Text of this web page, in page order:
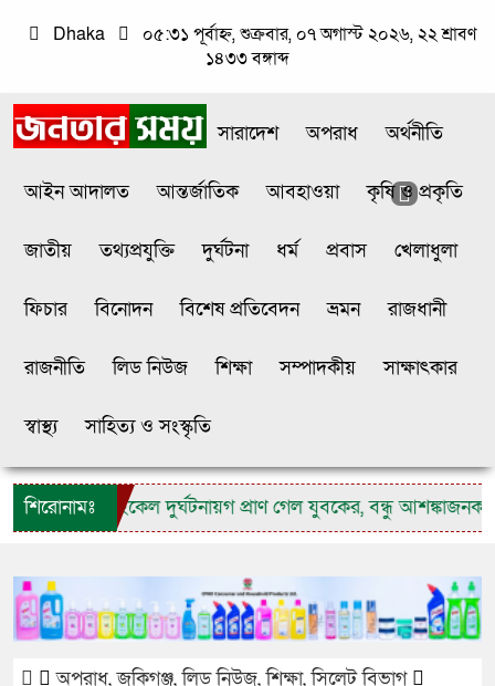
Dhaka
০৫:৩১ পূর্বাহ্ন, শুক্রবার, ০৭ অগাস্ট ২০২৬, ২২ শ্রাবণ
১৪৩৩ বঙ্গাব্দ
সারাদেশ অপরাধ অর্থনীতি
আইন আদালত আন্তর্জাতিক আবহাওয়া কৃষি ও প্রকৃতি
জাতীয় তথ্যপ্রযুক্তি দুর্ঘটনা ধর্ম প্রবাস খেলাধুলা
ফিচার বিনোদন বিশেষ প্রতিবেদন ভ্রমন রাজধানী
রাজনীতি লিড নিউজ শিক্ষা সম্পাদকীয় সাক্ষাৎকার
স্বাস্থ্য সাহিত্য ও সংস্কৃতি
শিরোনামঃ
মোটরসাইকেল দুর্ঘটনায়গ প্রাণ গেল যুবকের, বন্ধু আশঙ্কাজনক
অপরাধ,জকিগঞ্জ,লিড নিউজ,শিক্ষা,সিলেট বিভাগ